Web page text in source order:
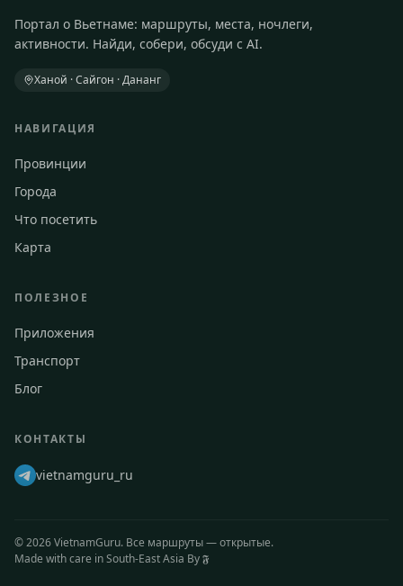
Портал о Вьетнаме: маршруты, места, ночлеги,
активности. Найди, собери, обсуди с AI.
Ханой · Сайгон · Дананг
НАВИГАЦИЯ
Провинции
Города
Что посетить
Карта
ПОЛЕЗНОЕ
Приложения
Транспорт
Блог
КОНТАКТЫ
vietnamguru_ru
©2026VietnamGuru. Все маршруты — открытые.
Made with care in South-East Asia By 𝕱